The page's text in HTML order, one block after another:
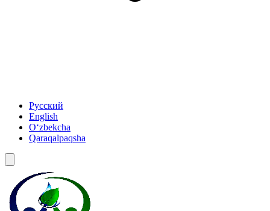
Русский
English
Oʻzbekcha
Qaraqalpaqsha